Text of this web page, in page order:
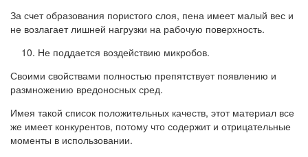
За счет образования пористого слоя, пена имеет малый вес и
не возлагает лишней нагрузки на рабочую поверхность.
Не поддается воздействию микробов.
Своими свойствами полностью препятствует появлению и
размножению вредоносных сред.
Имея такой список положительных качеств, этот материал все
же имеет конкурентов, потому что содержит и отрицательные
моменты в использовании.